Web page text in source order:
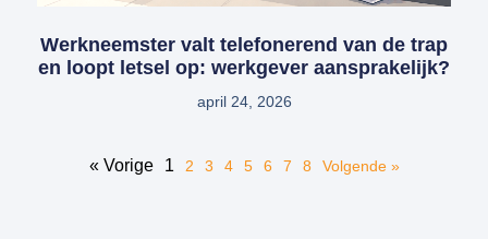
Werkneemster valt telefonerend van de trap
en loopt letsel op: werkgever aansprakelijk?
april 24, 2026
« Vorige 1 2 3 4 5 6 7 8 Volgende »